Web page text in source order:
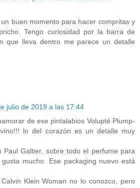
buen momento para hacer compritas y
Tengo curiosidad por la barra de
que lleva dentro me parece un detalle
julio de 2019 a las 17:44
de ese pintalabios Volupté Plump-
lo del corazón es un detalle muy
Paul Galtier, sobre todo el perfume para
mucho. Ese packaging nuevo está
Klein Woman no lo conozco, pero